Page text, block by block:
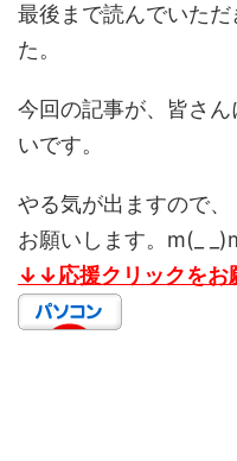
最後まで読んでいた
た。
今回の記事が、皆さ
いです。
やる気が出ますので
お願いします。m(_
↓↓応援クリックをお